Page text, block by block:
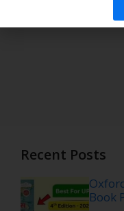
Recent Posts
Book